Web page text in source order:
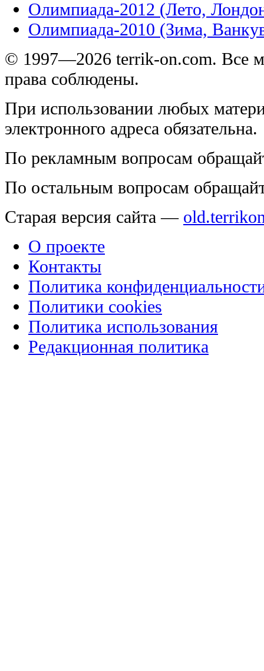
Олимпиада-2012 (Лето,
Олимпиада-2010 (Зима,
© 1997—2026 terrik-on.com. Все
права соблюдены.
При использовании любых
электронного адреса обязательна.
По рекламным вопросам
По остальным вопросам
Старая версия сайта —
О проекте
Контакты
Политика
Политики cookies
Политика использования
Редакционная политика